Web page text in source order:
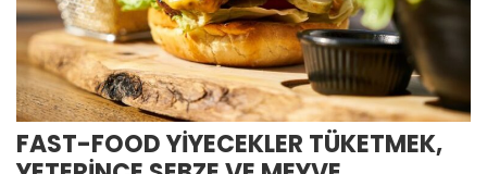
FAST-FOOD YİYECEKLER TÜKETMEK,